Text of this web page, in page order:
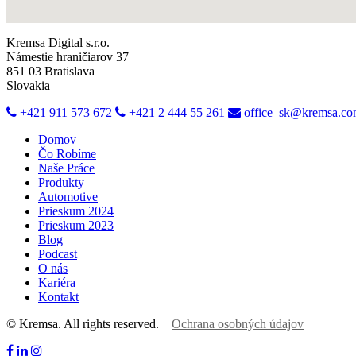
Kremsa Digital s.r.o.
Námestie hraničiarov 37
851 03 Bratislava
Slovakia
+421 911 573 672
+421 2 444 55 261
Domov
Čo Robíme
Naše Práce
Produkty
Automotive
Prieskum 2024
Prieskum 2023
Blog
Podcast
O nás
Kariéra
Kontakt
© Kremsa. All rights reserved. Ochrana osobných údajov